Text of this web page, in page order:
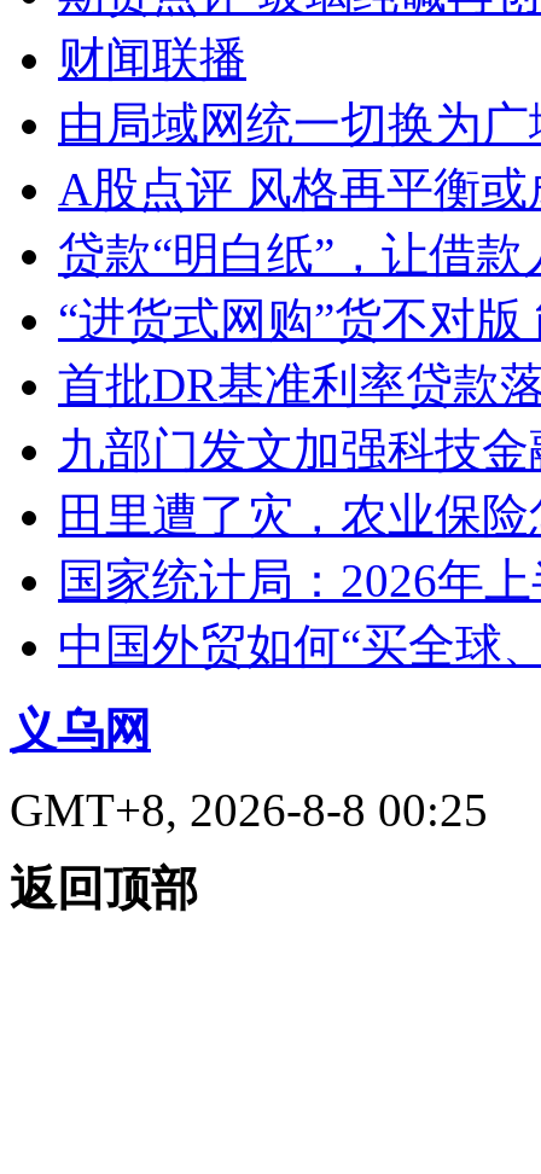
财闻联播
由局域网统一切换为
A股点评 风格再平衡或
贷款“明白纸”，让借款
“进货式网购”货不对
首批DR基准利率贷款
九部门发文加强科技
田里遭了灾，农业保
国家统计局：2026年
中国外贸如何“买全球
义乌网
GMT+8, 2026-8-8 00:25
返回顶部